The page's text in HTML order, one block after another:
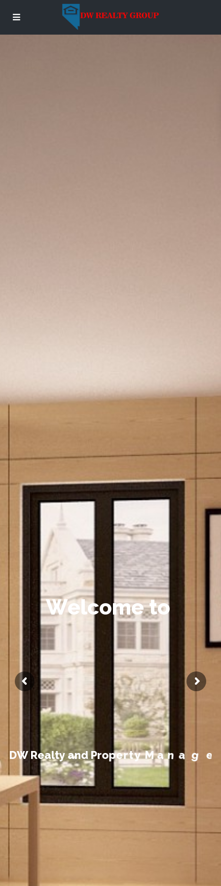
Welcome to
DW Realtyand PropertyManag eme nt